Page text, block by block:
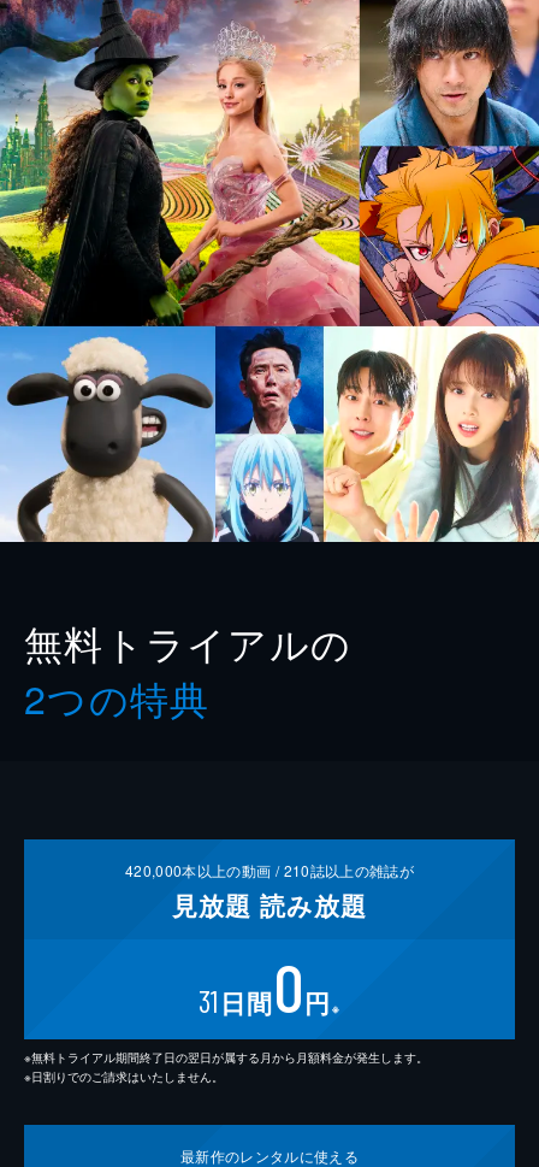
無料トライアルの
2つの特典
420,000本以上の動画 /210誌以上の雑誌が
見放題 読み放題
31 日間0円 ※
※無料トライアル期間終了日の翌日が属する月から月額料金が発生します。
※日割りでのご請求はいたしません。
最新作のレンタルに使える